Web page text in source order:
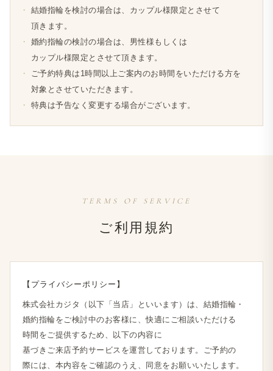
・
結婚​指輪を​検討の​場合は、​カップル様限定とさせて​
頂きます。
・
婚約指輪の​検討の​場合は、​男性様も​しくは​
カップル様限定とさせて​頂きます。
・
ご予約​特典は​1時間以上​ご案内の​お時間を​いただける​方を​
対象とさせていただきます。
・
特典は​予告なく​変更する​場合が​ございます。
TERMS OF SERVICE
ご利用規約
【プライバシーポリシー】
株式会社カジタ​（以下​「当店」と​いいます）は、​結婚指輪・
婚約指輪を​ご検討中の​お客様に、​快適に​ご相談いただける​
時間を​ご提供する​ため、​以下の​内容に​
基づきご来店予約サービスを​運営しております。​ご予約の​
際には、​本内容を​ご確認の​うえ、​同意を​お願い​いたします。